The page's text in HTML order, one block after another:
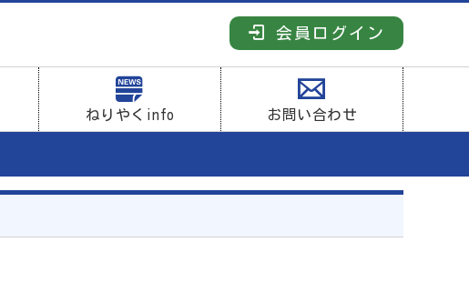
会員ログイン
ねりやくinfo お問い合わせ